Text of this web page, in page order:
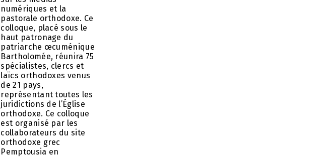
numériques et la
pastorale orthodoxe. Ce
colloque, placé sous le
haut patronage du
patriarche œcuménique
Bartholomée, réunira 75
spécialistes, clercs et
laïcs orthodoxes venus
de 21 pays,
représentant toutes les
juridictions de l’Église
orthodoxe. Ce colloque
est organisé par les
collaborateurs du site
orthodoxe grec
Pemptousia en